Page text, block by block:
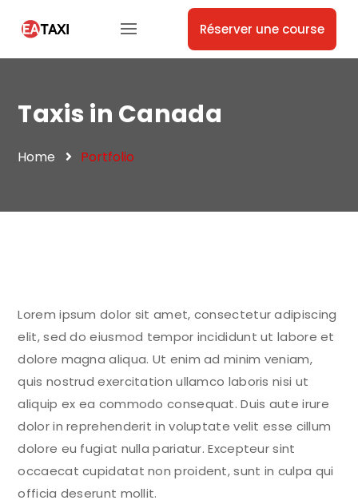
Réserver une course
Taxis in Canada
Home Portfolio
Lorem ipsum dolor sit amet, consectetur adipiscing
elit, sed do eiusmod tempor incididunt ut labore et
dolore magna aliqua. Ut enim ad minim veniam,
quis nostrud exercitation ullamco laboris nisi ut
aliquip ex ea commodo consequat. Duis aute irure
dolor in reprehenderit in voluptate velit esse cillum
dolore eu fugiat nulla pariatur. Excepteur sint
occaecat cupidatat non proident, sunt in culpa qui
officia deserunt mollit.